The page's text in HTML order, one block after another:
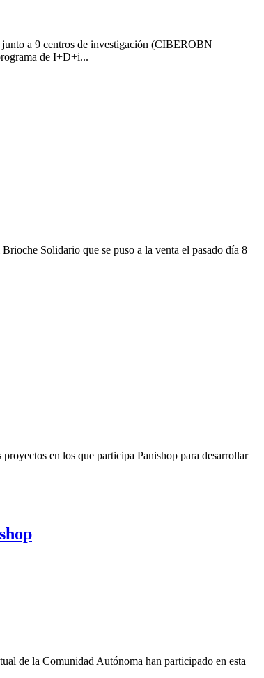
a 9 centros de investigación (CIBEROBN
de I+D+i...
Solidario que se puso a la venta el pasado día 8
en los que participa Panishop para desarrollar
de la Comunidad Autónoma han participado en esta